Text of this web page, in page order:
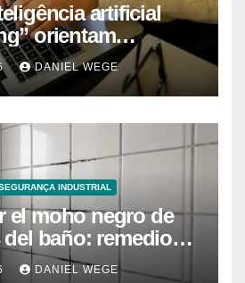
artificial
orientam
DANIEL WEGE
INDUSTRIAL
el moho negro de
baño: remedios
DANIEL WEGE